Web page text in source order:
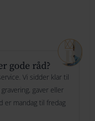
du ønsker vi skal
vi skal være
du skrive det her
Kay Bojesen julesæt
sikkerhed være en
eller måske bliver
af Kay Bojesen
gode råd?
Vi sidder klar til
gaver eller
er mandag til fredag